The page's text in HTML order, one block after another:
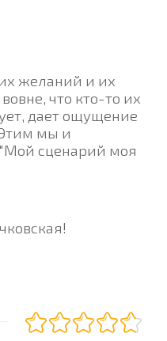
желаний и их
что кто-то их
дает ощущение
мы и
сценарий моя